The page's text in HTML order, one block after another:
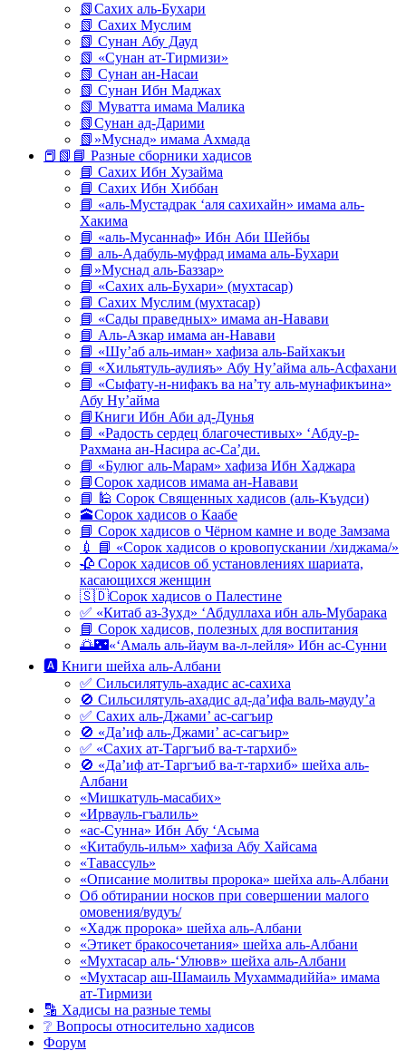
📗Сахих аль-Бухари
📗 Сахих Муслим
📗 Сунан Абу Дауд
📗 «Сунан ат-Тирмизи»
📗 Сунан ан-Насаи
📗 Сунан Ибн Маджах
📗 Муватта имама Малика
📗Сунан ад-Дарими
📗»Муснад» имама Ахмада
📕📗📘 Разные сборники хадисов
📘 Сахих Ибн Хузайма
📘 Сахих Ибн Хиббан
📘 «аль-Мустадрак ‘аля сахихайн» имама аль-
Хакима
📘 «аль-Мусаннаф» Ибн Аби Шейбы
📘 аль-Адабуль-муфрад имама аль-Бухари
📘»Муснад аль-Баззар»
📘 «Сахих аль-Бухари» (мухтасар)
📘 Сахих Муслим (мухтасар)
📘 «Сады праведных» имама ан-Навави
📘 Аль-Азкар имама ан-Навави
📘 «Шу’аб аль-иман» хафиза аль-Байхакъи
📘 «Хильятуль-аулияъ» Абу Ну’айма аль-Асфахани
📘 «Сыфату-н-нифакъ ва на’ту аль-мунафикъина»
Абу Ну’айма
📘Книги Ибн Аби ад-Дунья
📘 «Радость сердец благочестивых» ‘Абду-р-
Рахмана ан-Насира ас-Са’ди.
📘 «Булюг аль-Марам» хафиза Ибн Хаджара
📘Сорок хадисов имама ан-Навави
📘 🕌 Сорок Священных хадисов (аль-Къудси)
🕋Сорок хадисов о Каабе
📘 Сорок хадисов о Чёрном камне и воде Замзама
💉 📘 «Сорок хадисов о кровопускании /хиджама/»
🥀 Сорок хадисов об установлениях шариата,
касающихся женщин
🇸🇩Сорок хадисов о Палестине
✅ «Китаб аз-Зухд» ‘Абдуллаха ибн аль-Мубарака
📘 Сорок хадисов, полезных для воспитания
🌅🌃«‘Амаль аль-йаум ва-л-лейля» Ибн ас-Сунни
🅰 Книги шейха аль-Албани
✅ Сильсилятуль-ахадис ас-сахиха
🚫 Сильсилятуль-ахадис ад-да’ифа валь-мауду’а
✅ Сахих аль-Джами’ ас-сагъир
🚫 «Да’иф аль-Джами’ ас-сагъир»
✅ «Сахих ат-Таргъиб ва-т-тархиб»
🚫 «Да’иф ат-Таргъиб ва-т-тархиб» шейха аль-
Албани
«Мишкатуль-масабих»
«Ирвауль-гъалиль»
«ас-Сунна» Ибн Абу ‘Асыма
«Китабуль-ильм» хафиза Абу Хайсама
«Тавассуль»
«Описание молитвы пророка» шейха аль-Албани
Об обтирании носков при совершении малого
омовения/вудуъ/
«Хадж пророка» шейха аль-Албани
«Этикет бракосочетания» шейха аль-Албани
«Мухтасар аль-‘Улювв» шейха аль-Албани
«Мухтасар аш-Шамаиль Мухаммадиййа» имама
ат-Тирмизи
🔡 Хадисы на разные темы
❔ Вопросы относительно хадисов
Форум